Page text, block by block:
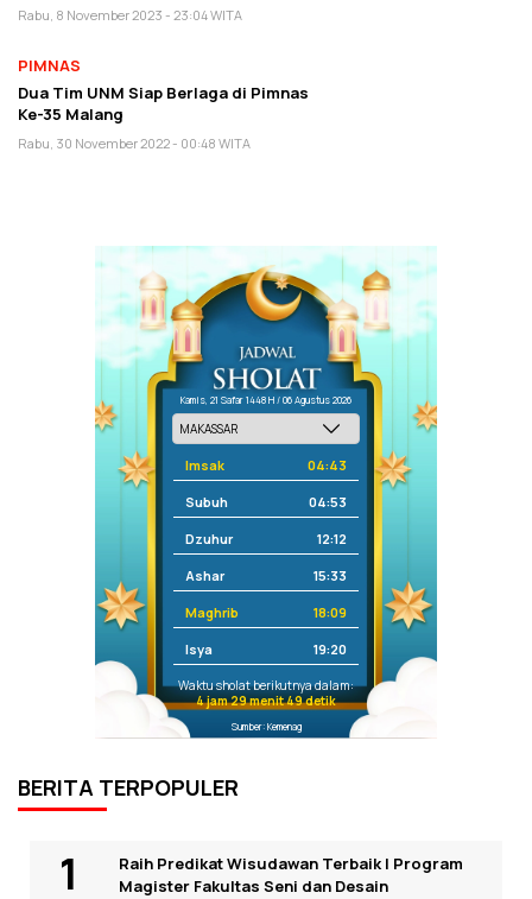
Rabu, 8 November 2023 - 23:04 WITA
PIMNAS
Dua Tim UNM Siap Berlaga di Pimnas
Ke-35 Malang
Rabu, 30 November 2022 - 00:48 WITA
Kamis, 21 Safar 1448 H / 06 Agustus 2026
Imsak 04:43
Subuh 04:53
Dzuhur 12:12
Ashar 15:33
Maghrib 18:09
Isya 19:20
Waktu sholat berikutnya dalam:
4 jam 29 menit 48 detik
Sumber: Kemenag
BERITA TERPOPULER
Raih Predikat Wisudawan Terbaik I Program
Magister Fakultas Seni dan Desain